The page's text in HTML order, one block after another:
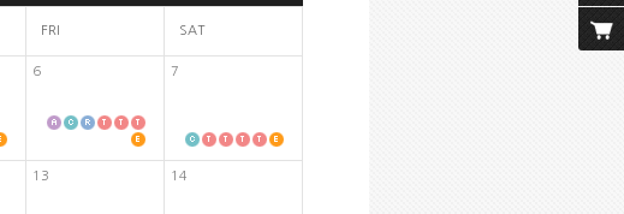
FRI SAT
6 7
13 14